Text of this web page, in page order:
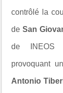
contrôlé la
deSan
de INEOS
provoquant
Antonio